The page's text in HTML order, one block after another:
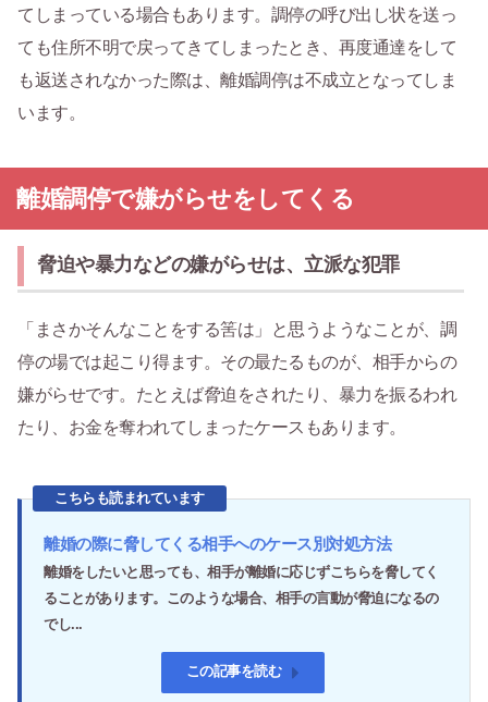
てしまっている場合もあります。調停の呼び出し状を送っ
ても住所不明で戻ってきてしまったとき、再度通達をして
も返送されなかった際は、離婚調停は不成立となってしま
います。
離婚調停で嫌がらせをしてくる
脅迫や暴力などの嫌がらせは、立派な犯罪
「まさかそんなことをする筈は」と思うようなことが、調
停の場では起こり得ます。その最たるものが、相手からの
嫌がらせです。たとえば脅迫をされたり、暴力を振るわれ
たり、お金を奪われてしまったケースもあります。
こちらも読まれています
離婚の際に脅してくる相手へのケース別対処方法
離婚をしたいと思っても、相手が離婚に応じずこちらを脅してく
ることがあります。このような場合、相手の言動が脅迫になるの
でし...
この記事を読む